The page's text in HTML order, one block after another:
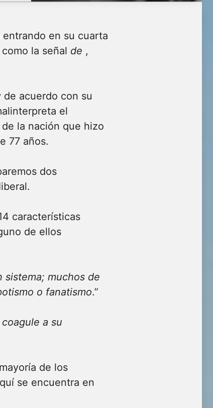
entrando en su cuarta
la señal de ,
acuerdo con su
el
la nación que hizo
77 años.
dos
características
de ellos
sistema; muchos de
o fanatismo.”
a su
de los
se encuentra en